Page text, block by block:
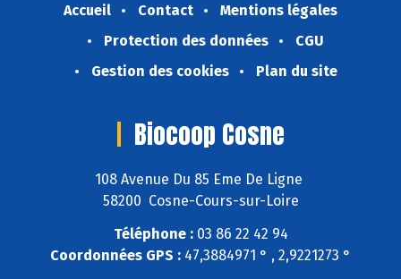
Accueil Contact
Mentions légales
Protection des données
CGU
Gestion des cookies
Plan du site
Biocoop Cosne
108 Avenue Du 85 Eme De Ligne
58200 Cosne-Cours-sur-Loire
Téléphone :03 86 22 42 94
Coordonnées GPS : 47,3884971 ° , 2,9221273 °